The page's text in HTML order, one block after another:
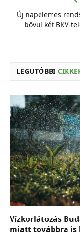
Új napelemes
bővül két BKV-
LEGUTÓBBI
Vízkorlátozás
miatt továbbra is